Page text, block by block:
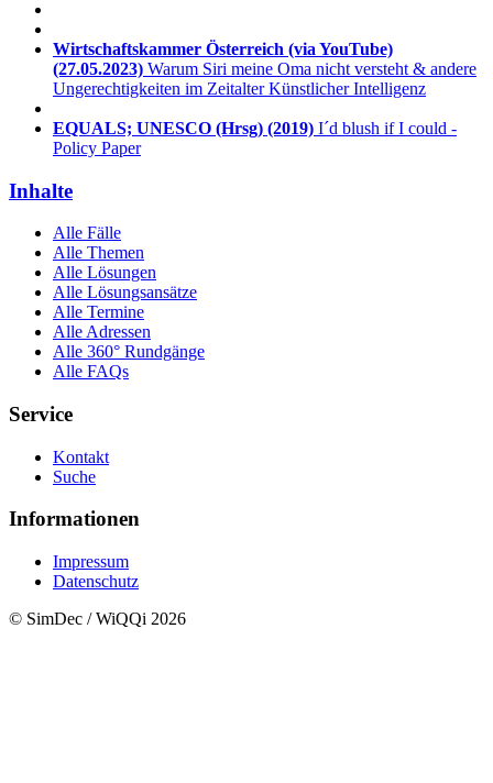
Wirtschaftskammer Österreich (via YouTube)
(27.05.2023) Warum Siri meine Oma nicht versteht & andere
Ungerechtigkeiten im Zeitalter Künstlicher Intelligenz
EQUALS; UNESCO (Hrsg) (2019) I´d blush if I could -
Policy Paper
Inhalte
Alle Fälle
Alle Themen
Alle Lösungen
Alle Lösungsansätze
Alle Termine
Alle Adressen
Alle 360° Rundgänge
Alle FAQs
Service
Kontakt
Suche
Informationen
Impressum
Datenschutz
© SimDec / WiQQi 2026